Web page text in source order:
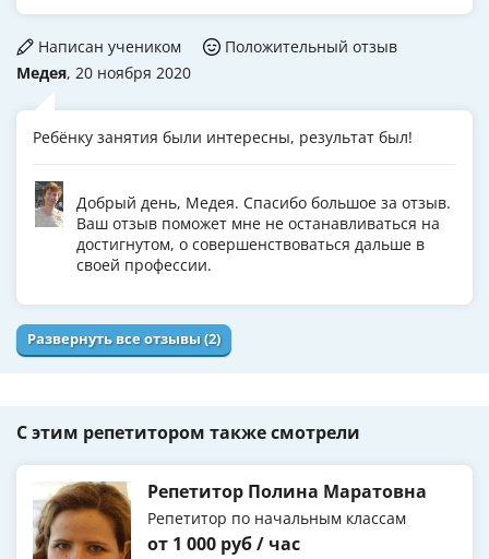
Медея, 20 ноября 2020
Написан учеником Положительный отзыв
Ребёнку занятия были интересны, результат был!
Добрый день, Медея. Спасибо большое за отзыв.
Ваш отзыв поможет мне не останавливаться на
достигнутом, о совершенствоваться дальше в
своей профессии.
Развернуть все отзывы (2)
С этим репетитором также смотрели
Репетитор Полина Маратовна
Репетитор по начальным классам
от 1 000 руб / час